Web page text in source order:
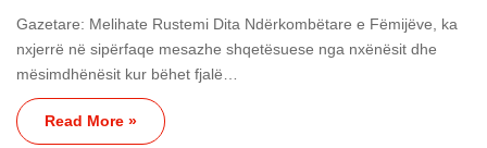
Gazetare: Melihate Rustemi Dita Ndërkombëtare e Fëmijëve, ka
nxjerrë në sipërfaqe mesazhe shqetësuese nga nxënësit dhe
mësimdhënësit kur bëhet fjalë…
Read More »